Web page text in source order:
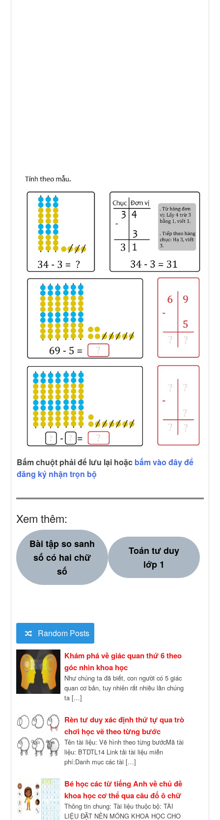
Bấm chuột phải để lưu lại hoặc bấm vào đây để
đăng ký nhận trọn bộ
Xem thêm:
Bài tập so sanh
số có hai chữ
số
Toán tư duy
lớp 1
Random Posts
Khám phá về giác quan thứ 6 theo
góc nhìn khoa học
Như chúng ta đã biết, con người có 5 giác
quan cơ bản, tuy nhiên rất nhiều lần chúng
ta […]
Rèn tư duy xác định thứ tự qua trò
chơi học vẽ theo từng bước
Tên tài liệu: Vẽ hình theo từng bướcMã tài
liệu: BTDTL14 Link tải tài liệu miễn
phí:Danh mục các tài […]
Bé học các từ tiếng Anh về chủ đề
khoa học cơ thể qua câu đố ô chữ
Thông tin chung: Tài liệu thuộc bộ: TÀI
LIỆU ĐẶT NỀN MÓNG KHOA HỌC CHO